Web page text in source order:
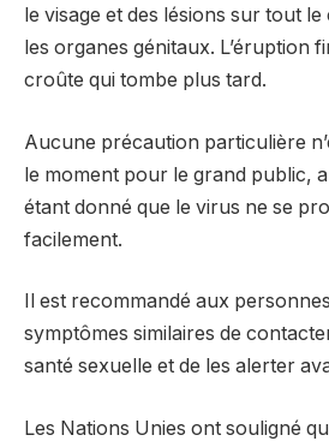
le visage et des lésions sur tout
les organes génitaux. L’éruption
croûte qui tombe plus tard.
Aucune précaution particulière
le moment pour le grand public, a
étant donné que le virus ne se
facilement.
Il est recommandé aux
symptômes similaires de
santé sexuelle et de les alerter
Les Nations Unies ont souligné